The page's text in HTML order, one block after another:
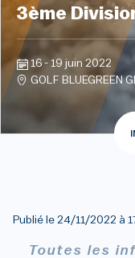
3ème
16 - 19 juin 2022
GOLF BLUEGREEN
Publié le 24/11/2022 à
Toutes les